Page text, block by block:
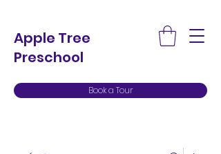
Apple Tree
Preschool
Book a Tour